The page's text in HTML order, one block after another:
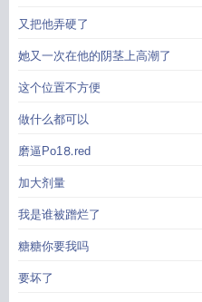
又把他弄硬了
她又一次在他的阴茎上高潮了
这个位置不方便
做什么都可以
磨逼Рo1⒏red
加大剂量
我是谁被蹭烂了
糖糖你要我吗
要坏了